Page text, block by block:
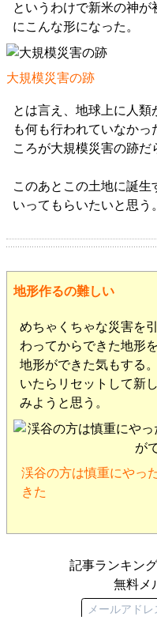
というわけで新米の神
にこんな形になった。
大規模災害の跡
とは言え、地球上に人
も何も行われていなか
ころが大規模災害の跡だ
このあとこの土地に誕
いってもらいたいと思う。
地形作るの難しい
めちゃくちゃな災害を
わってからできた地形
地形ができた気もする
いたらリセットして新
みようと思う。
渓谷の方は慎重にやっ
きた
記事ランキン
無料メ